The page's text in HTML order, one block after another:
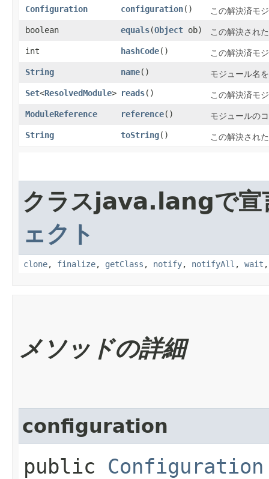
Configuration configuration()
この解決済モ
boolean
equals​(Object ob)
この解決され
int
hashCode()
この解決済モ
String
name()
モジュール名
Set<ResolvedModule> reads()
この解決済モ
ModuleReference
reference()
モジュールの
String
toString() この解決され
クラスjava.langで宣
ェクト
clone, finalize, getClass , notify, notifyAll , wait
メソッドの詳細
configuration
public Configuration